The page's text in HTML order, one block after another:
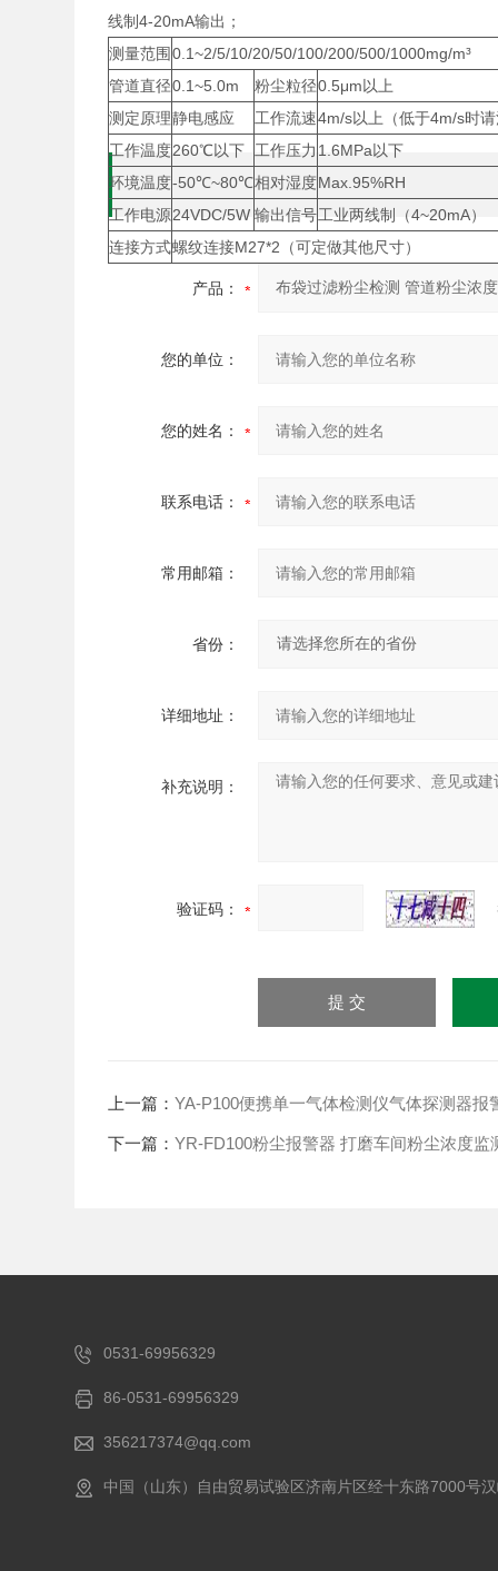
线制4-20mA输出；
测量范围 0.1~2/5/10/20/50/100/200/500/1000mg/m³
管道直径0.1~5.0m 粉尘粒径0.5μm以上
测定原理静电感应 工作流速4m/s以上（低于4m/s时
工作温度260℃以下 工作压力 1.6MPa以下
环境温度-50℃~80℃相对湿度Max.95%RH
工作电源24VDC/5W 输出信号工业两线制（4~20mA）
连接方式螺纹连接M27*2（可定做其他尺寸）
产品：
您的单位：
您的姓名：
联系电话：
常用邮箱：
省份：
详细地址：
补充说明：
验证码：
上一篇：YA-P100便携单一气体检测仪气体探测器报
下一篇：YR-FD100粉尘报警器 打磨车间粉尘浓度监
0531-69956329
86-0531-69956329
356217374@qq.com
中国（山东）自由贸易试验区济南片区经十东路7000号